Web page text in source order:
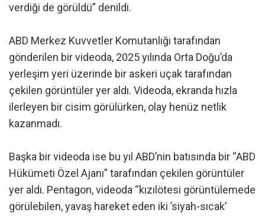
verdiği de görüldü” denildi.
ABD Merkez Kuvvetler Komutanlığı tarafından
gönderilen bir videoda, 2025 yılında Orta Doğu’da
yerleşim yeri üzerinde bir askeri uçak tarafından
çekilen görüntüler yer aldı. Videoda, ekranda hızla
ilerleyen bir cisim görülürken, olay henüz netlik
kazanmadı.
Başka bir videoda ise bu yıl ABD’nin batısında bir “ABD
Hükümeti Özel Ajanı” tarafından çekilen görüntüler
yer aldı. Pentagon, videoda “kızılötesi görüntülemede
görülebilen, yavaş hareket eden iki ’siyah-sıcak’